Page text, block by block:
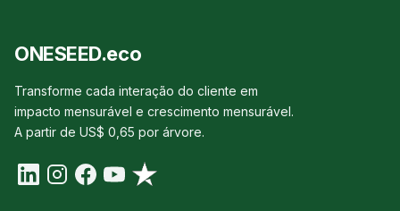
ONESEED.eco
Transforme cada interação do cliente em
impacto mensurável e crescimento mensurável.
A partir de US$ 0,65 por árvore.